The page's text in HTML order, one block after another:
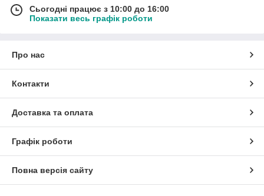
Сьогодні працює з 10:00 до 16:00
Показати весь графік роботи
Про нас
Контакти
Доставка та оплата
Графік роботи
Повна версія сайту